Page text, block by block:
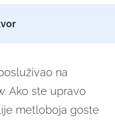
na
Ako ste upravo
metloboja goste